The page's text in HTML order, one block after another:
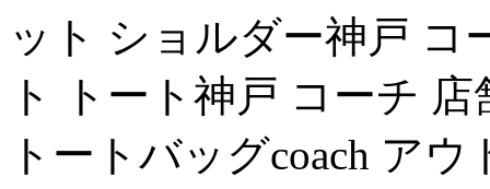
ット ショルダー神戸 コ
ト トート神戸 コーチ
トートバッグcoach ア